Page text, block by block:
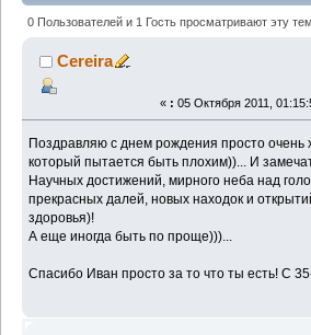
iaia =)! (Прочитано 3562 раз)
0 Пользователей и 1 Гость просматривают эту
Cereira
« : 05 Октября 2011,
Поздравляю с днем рождения просто очень
который пытается быть плохим))... И
Научных достижений, мирного неба над
прекрасных далей, новых находок и
здоровья)!
А еще иногда быть по проще)))...
Спасибо Иван просто за то что ты есть! С